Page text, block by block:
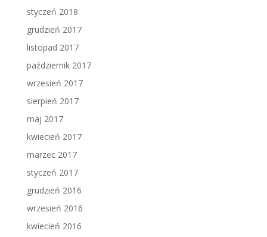
styczeń 2018
grudzień 2017
listopad 2017
październik 2017
wrzesień 2017
sierpień 2017
maj 2017
kwiecień 2017
marzec 2017
styczeń 2017
grudzień 2016
wrzesień 2016
kwiecień 2016